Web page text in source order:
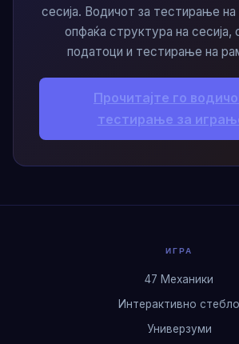
сесија. Водичот за тестирање на
опфаќа структура на
податоци и тестирање на
Прочитајте го
тестирање за
ИГРА
47 Механики
Интерактивно стебло
Универзуми